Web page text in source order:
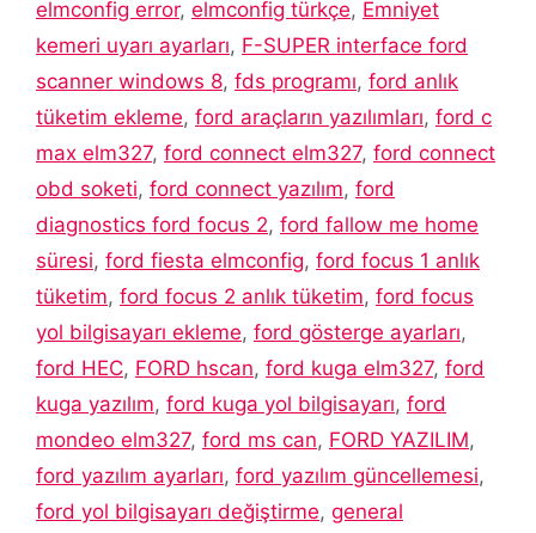
elmconfig error, elmconfig türkçe, Emniyet
kemeri uyarı ayarları, F-SUPER interface ford
scanner windows 8, fds programı, ford anlık
tüketim ekleme, ford araçların yazılımları, ford c
max elm327, ford connect elm327, ford connect
obd soketi, ford connect yazılım, ford
diagnostics ford focus 2, ford fallow me home
süresi, ford fiesta elmconfig, ford focus 1 anlık
tüketim, ford focus 2 anlık tüketim, ford focus
yol bilgisayarı ekleme, ford gösterge ayarları,
ford HEC, FORD hscan, ford kuga elm327, ford
kuga yazılım, ford kuga yol bilgisayarı, ford
mondeo elm327, ford ms can, FORD YAZILIM,
ford yazılım ayarları, ford yazılım güncellemesi,
ford yol bilgisayarı değiştirme, general